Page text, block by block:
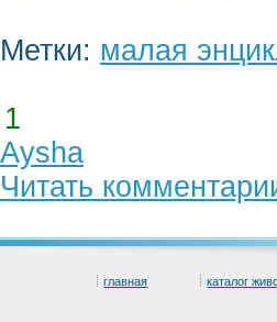
Метки: малая
1
Aysha
Читать
главная каталог